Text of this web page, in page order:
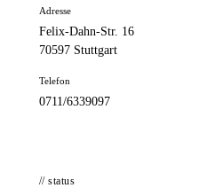
Adresse
Felix-Dahn-Str. 16
70597 Stuttgart
Telefon
0711/6339097
// status